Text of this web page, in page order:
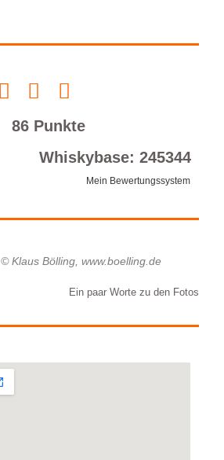
86 Punkte
Whiskybase: 245344
Mein Bewertungssystem
Klaus Bölling, www.boelling.de
Ein paar Worte zu den Fotos